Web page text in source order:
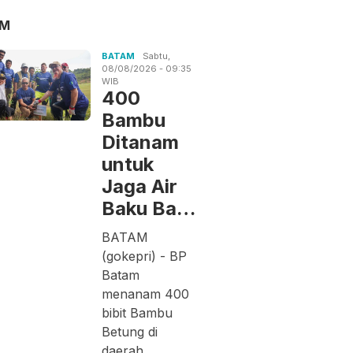
BATAM
Sabtu,
08/08/2026 - 09:35
WIB
400
Bambu
Ditanam
untuk
Jaga Air
Baku Ba…
BATAM
(gokepri) - BP
Batam
menanam 400
bibit Bambu
Betung di